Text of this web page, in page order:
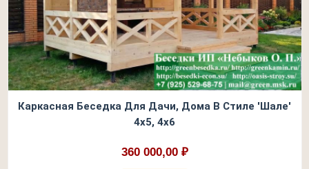
Каркасная Беседка Для Дачи, Дома В Стиле 'Шале'
4х5, 4х6
360 000,00 ₽